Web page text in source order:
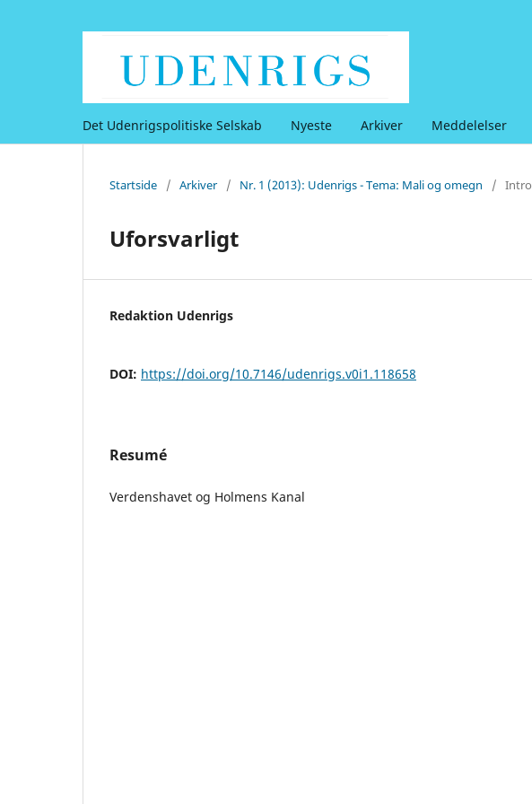
Det Udenrigspolitiske Selskab Nyeste Arkiver Meddelelser
Startside / Arkiver / Nr. 1 (2013): Udenrigs - Tema: Mali og omegn / Intro
Uforsvarligt
Redaktion Udenrigs
DOI: https://doi.org/10.7146/udenrigs.v0i1.118658
Resumé
Verdenshavet og Holmens Kanal